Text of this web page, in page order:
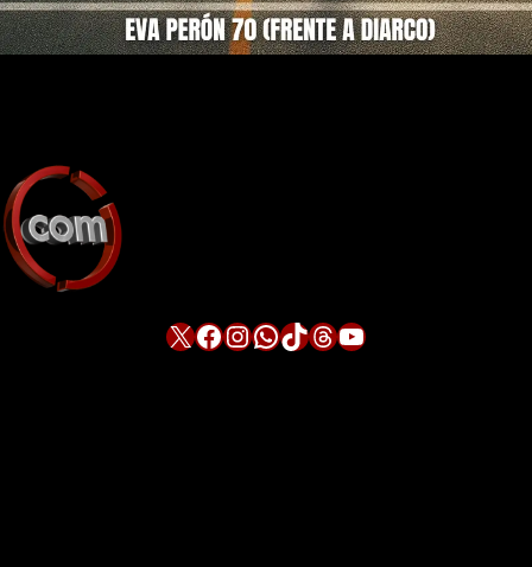
X Facebook InstagramWhatsApp TikTok Threads YouTube